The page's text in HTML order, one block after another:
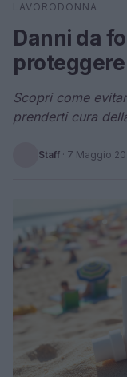
Cerca
LAVORODONNA
Danni da
Scopri come
prenderti cura
Staff · 7 Maggio